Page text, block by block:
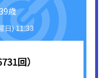
39歳
日) 11:33